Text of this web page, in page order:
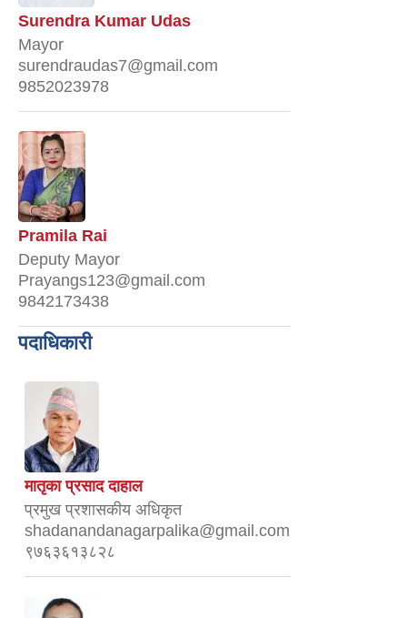
Surendra Kumar Udas
Mayor
surendraudas7@gmail.com
9852023978
Pramila Rai
Deputy Mayor
Prayangs123@gmail.com
9842173438
पदाधिकारी
मातृका प्रसाद दाहाल
प्रमुख प्रशासकीय अधिकृत
shadanandanagarpalika@gmail.com
९७६३६१३८२८